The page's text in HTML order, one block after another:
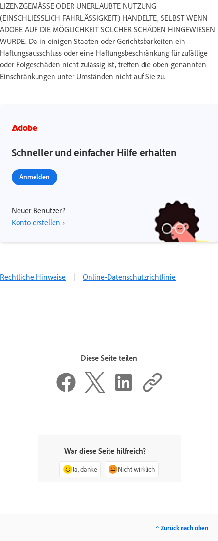
LIZENZGEMÄSSE ODER UNERLAUBTE NUTZUNG
(EINSCHLIESSLICH FAHRLÄSSIGKEIT) HANDELTE, SELBST WENN
ADOBE AUF DIE MÖGLICHKEIT SOLCHER SCHÄDEN HINGEWIESEN
WURDE. Da in einigen Staaten oder Gerichtsbarkeiten ein
Haftungsausschluss oder eine Haftungsbeschränkung für zufällige
oder Folgeschäden nicht zulässig ist, treffen die oben genannten
Einschränkungen unter Umständen nicht auf Sie zu.
Schneller und einfacher Hilfe erhalten
Anmelden
Neuer Benutzer?
Konto erstellen ›
Rechtliche Hinweise | Online-Datenschutzrichtlinie
Diese Seite teilen
War diese Seite hilfreich?
Ja, danke Nicht wirklich
^ Zurück nach oben